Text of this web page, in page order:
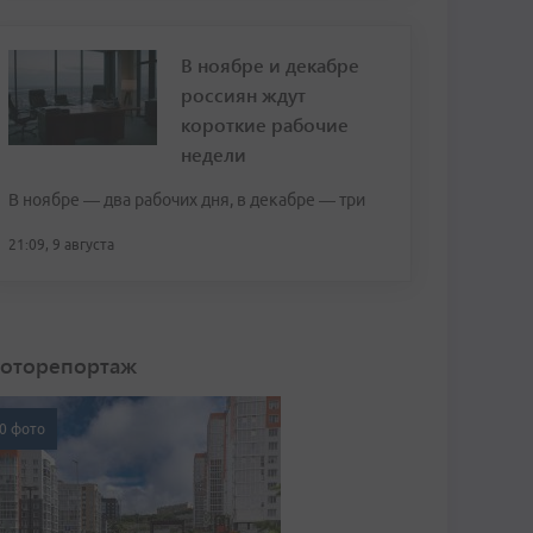
В ноябре и декабре
россиян ждут
короткие рабочие
недели
В ноябре — два рабочих дня, в декабре — три
21:09, 9 августа
фото